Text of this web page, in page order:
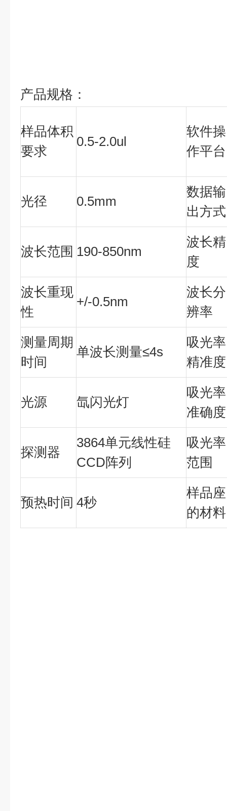
产品规格：
样品体积
要求
0.5-2.0ul
软件操
作平台
光径 0.5mm
数据输
出方式
波长范围 190-850nm
波长精
度
波长重现
性
+/-0.5nm
波长分
辨率
测量周期
时间
单波长测量≤4s
吸光率
精准度
光源 氙闪光灯
吸光率
准确度
探测器
3864单元线性硅
CCD阵列
吸光率
范围
预热时间 4秒
样品座
的材料